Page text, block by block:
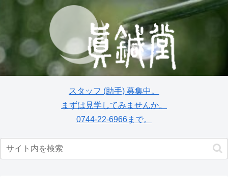
スタッフ (助手) 募集中。
まずは見学してみませんか。
0744-22-6966まで。